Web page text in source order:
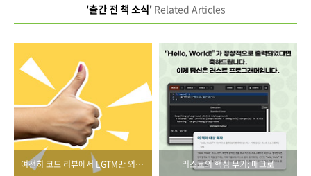
'출간 전 책 소식'Related Articles
여전히 코드 리뷰에서 LGTM만 외치고 있다면 러스트의 핵심 무기: 매크로